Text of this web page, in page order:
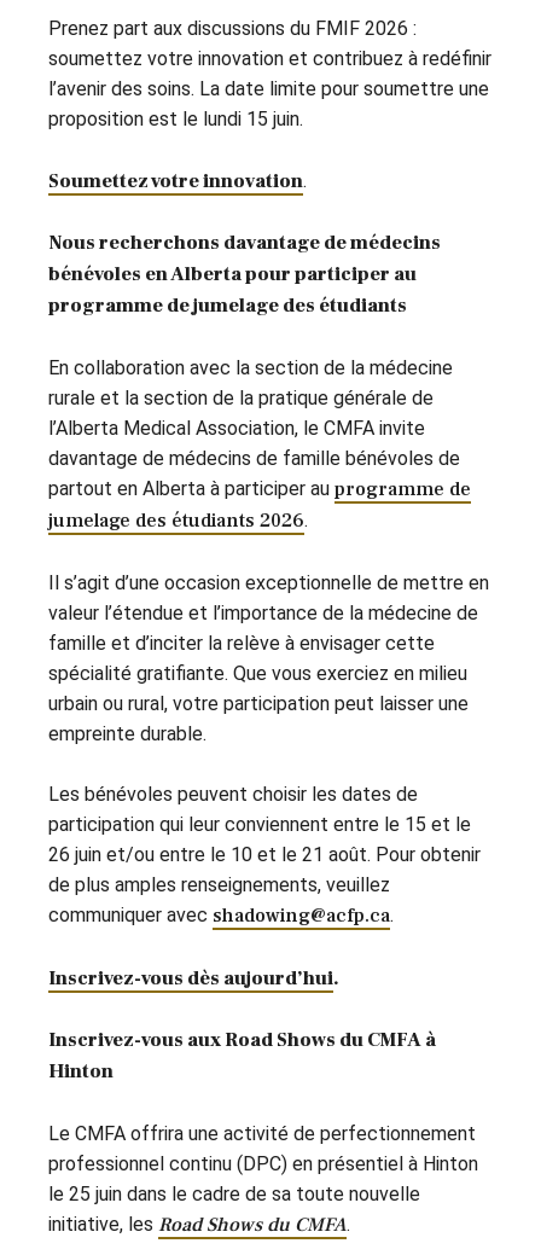
Prenez part aux discussions du FMIF 2026 :
soumettez votre innovation et contribuez à redéfinir
l’avenir des soins. La date limite pour soumettre une
proposition est le lundi 15 juin.
Soumettez votre innovation.
Nous recherchons davantage de médecins
bénévoles en Alberta pour participer au
programme de jumelage des étudiants
En collaboration avec la section de la médecine
rurale et la section de la pratique générale de
l’Alberta Medical Association, le CMFA invite
davantage de médecins de famille bénévoles de
partout en Alberta à participer au programme de
jumelage des étudiants 2026.
Il s’agit d’une occasion exceptionnelle de mettre en
valeur l’étendue et l’importance de la médecine de
famille et d’inciter la relève à envisager cette
spécialité gratifiante. Que vous exerciez en milieu
urbain ou rural, votre participation peut laisser une
empreinte durable.
Les bénévoles peuvent choisir les dates de
participation qui leur conviennent entre le 15 et le
26 juin et/ou entre le 10 et le 21 août. Pour obtenir
de plus amples renseignements, veuillez
communiquer avec shadowing@acfp.ca.
Inscrivez-vous dès aujourd’hui.
Inscrivez-vous aux Road Shows du CMFA à
Hinton
Le CMFA offrira une activité de perfectionnement
professionnel continu (DPC) en présentiel à Hinton
le 25 juin dans le cadre de sa toute nouvelle
initiative, les Road Shows du CMFA.